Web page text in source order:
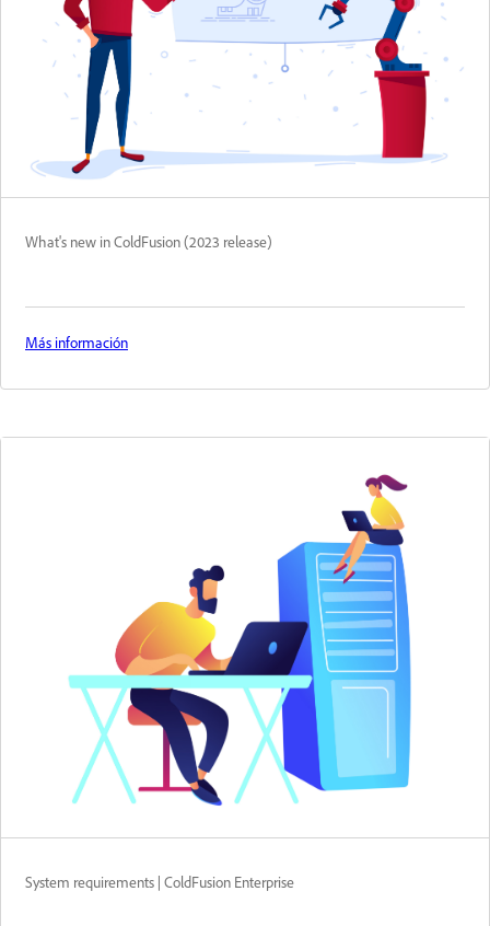
What's new in ColdFusion (2023 release)
Más información
System requirements | ColdFusion Enterprise